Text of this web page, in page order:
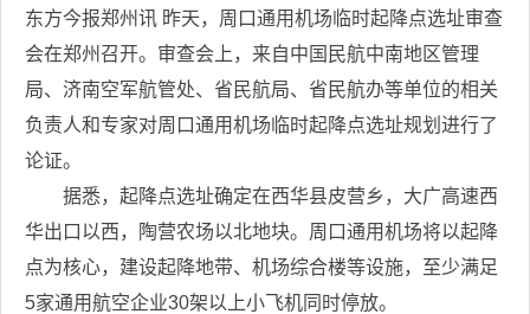
东方今报郑州讯 昨天，周口通用机场临时起降点选址审查
会在郑州召开。审查会上，来自中国民航中南地区管理
局、济南空军航管处、省民航局、省民航办等单位的相关
负责人和专家对周口通用机场临时起降点选址规划进行了
论证。
据悉，起降点选址确定在西华县皮营乡，大广高速西
华出口以西，陶营农场以北地块。周口通用机场将以起降
点为核心，建设起降地带、机场综合楼等设施，至少满足
5家通用航空企业30架以上小飞机同时停放。